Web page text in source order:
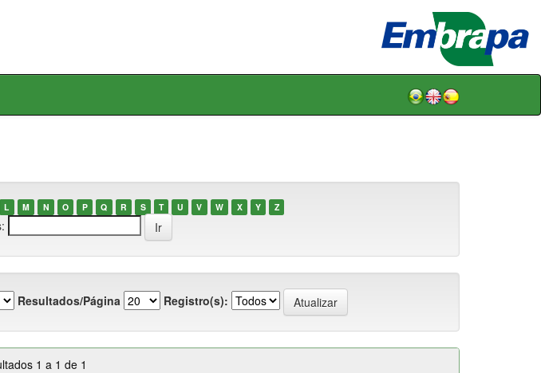
L M N O P Q R S T U V W X Y Z
Resultados/Página Registro(s):
1 a 1 de 1